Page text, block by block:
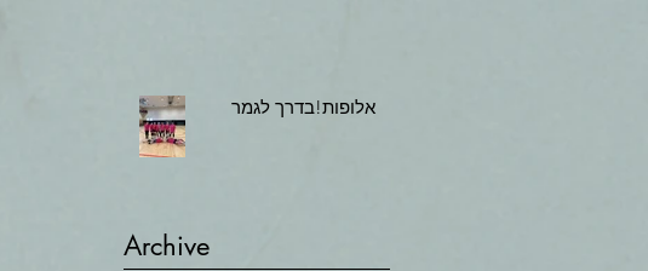
אלופות!בדרך לגמר
Archive